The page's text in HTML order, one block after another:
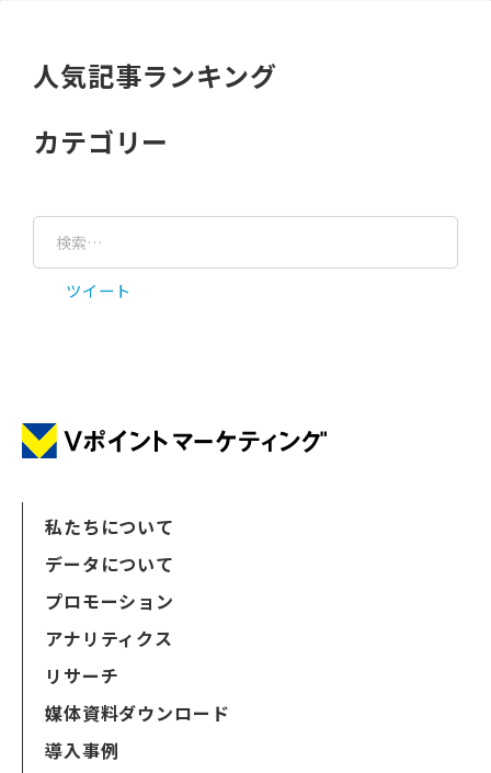
人気記事ランキング
カテゴリー
ツイート
私たちについて
データについて
プロモーション
アナリティクス
リサーチ
媒体資料ダウンロード
導入事例